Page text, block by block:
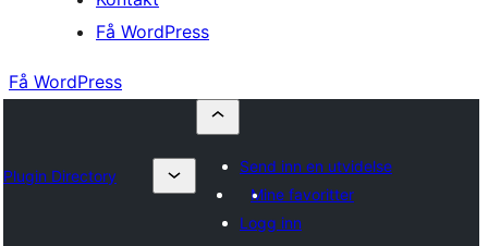
Få WordPress
Få WordPress
Plugin Directory
Send inn en utvidelse
Mine favoritter
Logg inn